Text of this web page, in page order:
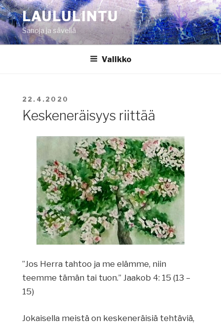
Siirry
sisältöönLAULULINTU
Sanoja ja säveliä
Valikko
JULKAISTU
22.4.2020
Keskeneräisyys riittää
”Jos Herra tahtoo ja me elämme, niin
teemme tämän tai tuon.” Jaakob 4: 15 (13 –
15)
Jokaisella meistä on keskeneräisiä tehtäviä,